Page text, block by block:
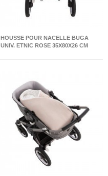
HOUSSE POUR NACELLE BUGA
UNIV. ETNIC ROSE 35X80X26 CM